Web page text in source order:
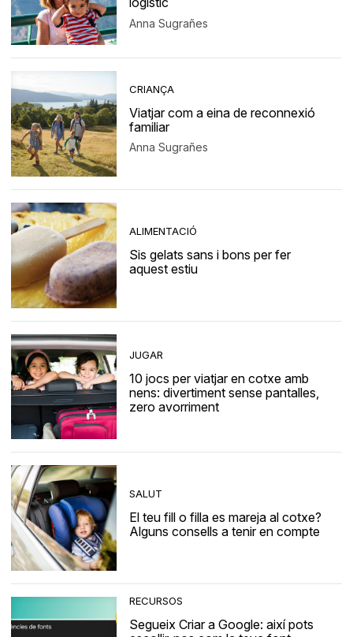
Anna Sugrañes
CRIANÇA
Viatjar com a eina de reconnexió
familiar
Anna Sugrañes
ALIMENTACIÓ
Sis gelats sans i bons per fer
aquest estiu
JUGAR
10 jocs per viatjar en cotxe amb
nens: divertiment sense pantalles,
zero avorriment
SALUT
El teu fill o filla es mareja al cotxe?
Alguns consells a tenir en compte
RECURSOS
Segueix Criar a Google: així pots